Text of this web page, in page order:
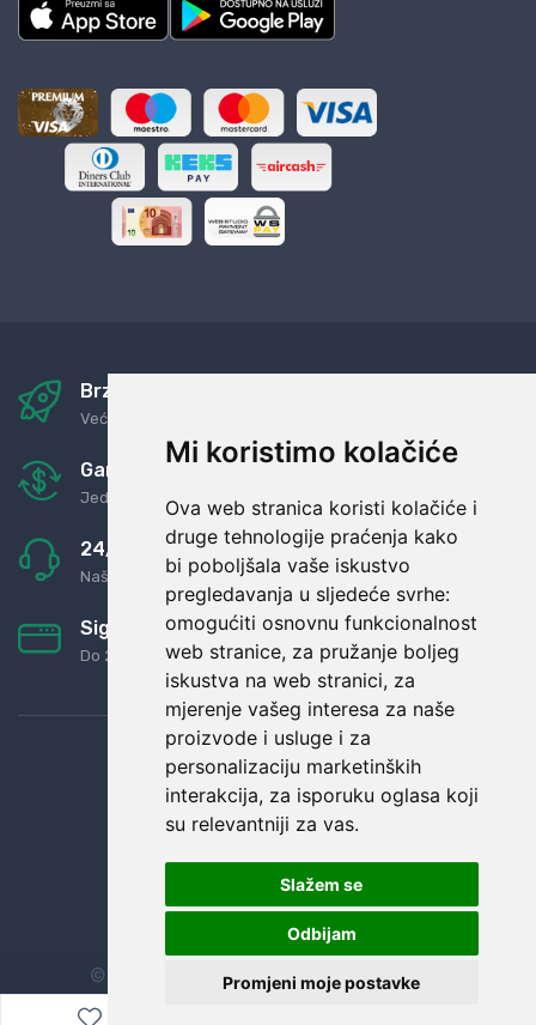
Mi koristimo kolačiće
Ova web stranica koristi kolačiće i
druge tehnologije praćenja kako
bi poboljšala vaše iskustvo
pregledavanja u sljedeće svrhe:
omogućiti osnovnu funkcionalnost
web stranice, za pružanje boljeg
iskustva na web stranici, za
mjerenje vašeg interesa za naše
proizvode i usluge i za
personalizaciju marketinških
interakcija, za isporuku oglasa koji
su relevantniji za vas.
Slažem se
Odbijam
Promjeni moje postavke
Brza i sigurna dostava
Već za nekoliko dana kod vas
Garancija u povrat novaca
Jednostavno pravilo: Roba za novac
24/7 odlična podrška
Naši agenti uvijek na raspolaganju
Sigurno obročno plaćanje
Do 24 rata bez kamata
© Sva prava zadržana. Dopi grupa d.o.o.